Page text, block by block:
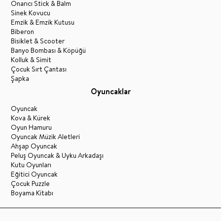
Onarıcı Stick & Balm
Sinek Kovucu
Emzik & Emzik Kutusu
Biberon
Bisiklet & Scooter
Banyo Bombası & Köpüğü
Kolluk & Simit
Çocuk Sırt Çantası
Şapka
Oyuncaklar
Oyuncak
Kova & Kürek
Oyun Hamuru
Oyuncak Müzik Aletleri
Ahşap Oyuncak
Peluş Oyuncak & Uyku Arkadaşı
Kutu Oyunları
Eğitici Oyuncak
Çocuk Puzzle
Boyama Kitabı